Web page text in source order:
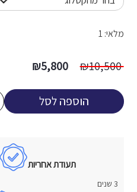
10,500
₪
המחיר
המקורי
היה:
10,500 ₪.
5,800
₪
הוא:
5,800 ₪.
מלאי: 1
הוספה לסל
תעודת אחריות
3 שנים